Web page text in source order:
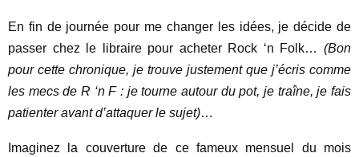
En fin de journée pour me changer les idées, je décide de
passer chez le libraire pour acheter Rock ‘n Folk… (Bon
pour cette chronique, je trouve justement que j’écris comme
les mecs de R ‘n F : je tourne autour du pot, je traîne, je fais
patienter avant d’attaquer le sujet)…
Imaginez la couverture de ce fameux mensuel du mois